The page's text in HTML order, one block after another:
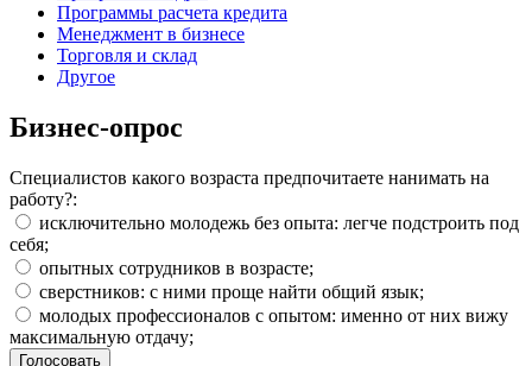
Программы расчета кредита
Менеджмент в бизнесе
Торговля и склад
Другое
Бизнес-опрос
Специалистов какого возраста предпочитаете нанимать на
работу?:
исключительно молодежь без опыта: легче подстроить под
себя;
опытных сотрудников в возрасте;
сверстников: с ними проще найти общий язык;
молодых профессионалов с опытом: именно от них вижу
максимальную отдачу;